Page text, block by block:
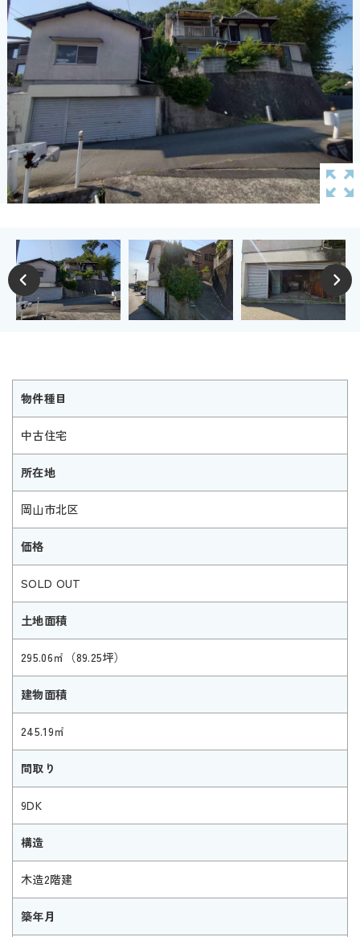
物件種目
中古住宅
所在地
岡山市北区
価格
SOLD OUT
土地面積
295.06㎡（89.25坪）
建物面積
245.19㎡
間取り
9DK
構造
木造2階建
築年月